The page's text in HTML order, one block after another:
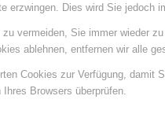
Dies wird Sie
vermeiden, Sie immer wieder
ablehnen, entfernen wir alle
Cookies zur Verfügung,
Browsers überprüfen.